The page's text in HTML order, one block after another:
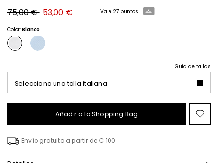
Precio
original
€
75,00 € Precio
nuevo
53,00 € Vale 27 puntos
Color:Blanco
Guía de tallas
Selecciona una talla italiana
Añadir a la Shopping Bag
en
Envío gratuito a partir de € 100